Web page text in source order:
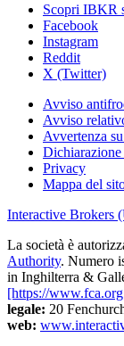
Scopri IBKR
Facebook
Instagram
Reddit
X (Twitter)
Avviso
Avviso
Avvertenza
Dichiarazione
Privacy
Mappa del
Interactive Brokers
La società è
Authority. Numero
in Inghilterra &
[https://
legale: 20
web: